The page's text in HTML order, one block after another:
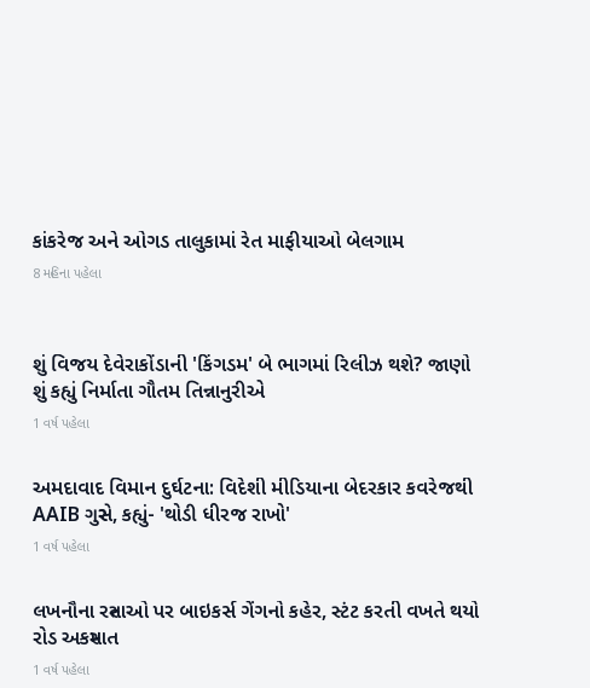
બનાસકાંઠા
કાંકરેજ અને ઓગડ તાલુકામાં રેત માફીયાઓ બેલગામ
8 મહિના પહેલા
મનોરંજન
શું વિજય દેવેરાકોંડાની 'કિંગડમ' બે ભાગમાં રિલીઝ થશે? જાણો
શું કહ્યું નિર્માતા ગૌતમ તિન્નાનુરીએ
1 વર્ષ પહેલા
રાષ્ટ્રીય
અમદાવાદ વિમાન દુર્ઘટના: વિદેશી મીડિયાના બેદરકાર કવરેજથી
AAIB ગુસ્સે, કહ્યું- 'થોડી ધીરજ રાખો'
1 વર્ષ પહેલા
રાષ્ટ્રીય
લખનૌના રસ્તાઓ પર બાઇકર્સ ગેંગનો કહેર, સ્ટંટ કરતી વખતે થયો
રોડ અકસ્માત
1 વર્ષ પહેલા